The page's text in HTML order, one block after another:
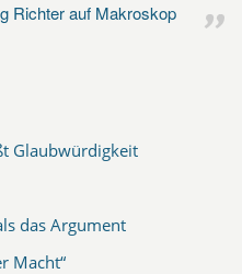
Richter auf Makroskop
Glaubwürdigkeit
das Argument
Macht“